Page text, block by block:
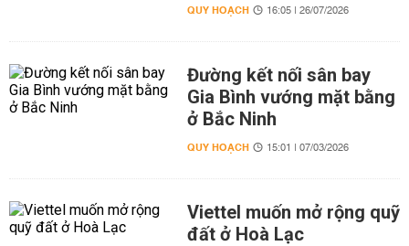
QUY HOẠCH 16:05 | 26/07/2026
Đường kết nối sân bay
Gia Bình vướng mặt bằng
ở Bắc Ninh
QUY HOẠCH 15:01 | 07/03/2026
Viettel muốn mở rộng quỹ
đất ở Hoà Lạc